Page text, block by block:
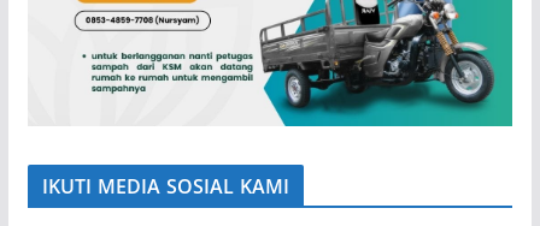
IKUTI MEDIA SOSIAL KAMI